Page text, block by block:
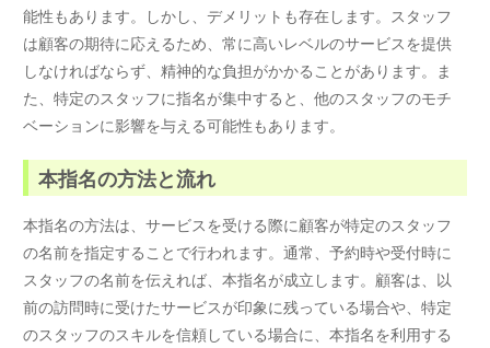
能性もあります。しかし、デメリットも存在します。スタッフ
は顧客の期待に応えるため、常に高いレベルのサービスを提供
しなければならず、精神的な負担がかかることがあります。ま
た、特定のスタッフに指名が集中すると、他のスタッフのモチ
ベーションに影響を与える可能性もあります。
本指名の方法と流れ
本指名の方法は、サービスを受ける際に顧客が特定のスタッフ
の名前を指定することで行われます。通常、予約時や受付時に
スタッフの名前を伝えれば、本指名が成立します。顧客は、以
前の訪問時に受けたサービスが印象に残っている場合や、特定
のスタッフのスキルを信頼している場合に、本指名を利用する